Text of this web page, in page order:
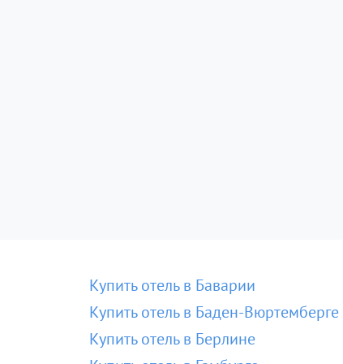
Купить отель в Баварии
Купить отель в Баден-Вюртемберге
Купить отель в Берлине